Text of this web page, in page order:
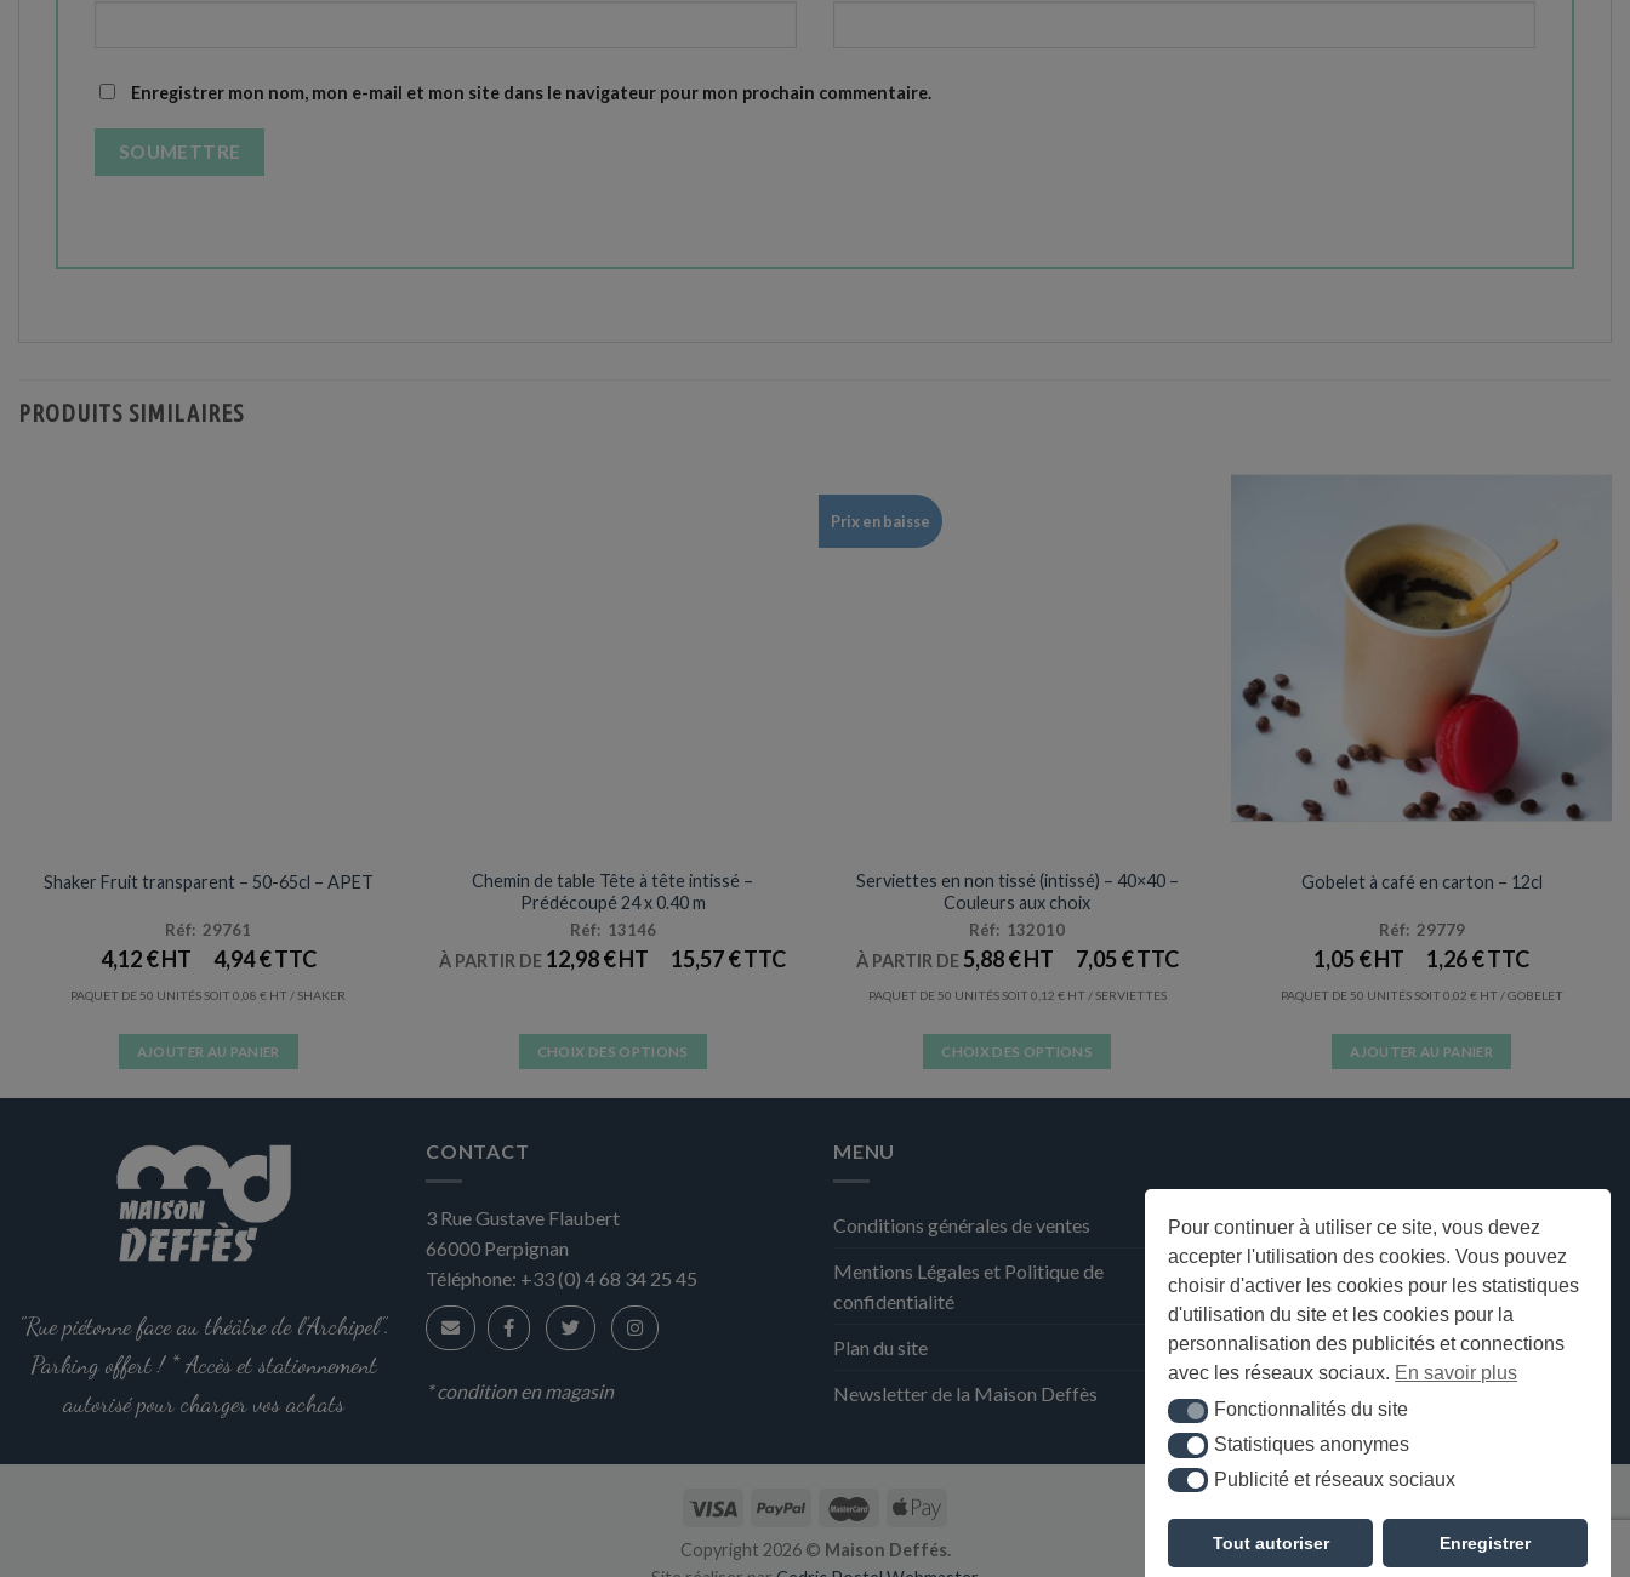
Pour continuer à utiliser ce site, vous devez
accepter l'utilisation des cookies. Vous pouvez
choisir d'activer les cookies pour les statistiques
d'utilisation du site et les cookies pour la
personnalisation des publicités et connections
avec les réseaux sociaux. En savoir plus
Fonctionnalités du site
Fonctionnalités du site
Statistiques anonymes
Statistiques anonymes
Publicité et réseaux sociaux
Publicité et réseaux sociaux
Tout autoriser Enregistrer
Enregistrer mon nom, mon e-mail et mon site dans le navigateur pour mon prochain commentaire.
PRODUITS SIMILAIRES
Prix en baisse
Shaker Fruit transparent – 50-65cl – APET
Réf: 29761
4,12€ 4,94€
PAQUET DE 50 UNITÉS SOIT 0,08€ / SHAKER
AJOUTER AU PANIER
Chemin de table Tête à tête intissé –
Prédécoupé 24 x 0.40 m
Réf: 13146
À PARTIR DE 12,98€ 15,57€
CHOIX DES OPTIONS
Les
peuvent
être
choisies
la
Prix en baisse
Serviettes en non tissé (intissé) – 40×40 –
Couleurs aux choix
Réf: 132010
À PARTIR DE 5,88€ 7,05€
PAQUET DE 50 UNITÉS SOIT 0,12 € / SERVIETTES
CHOIX DES OPTIONS
Les
peuvent
la
Gobelet à café en carton – 12cl
Réf: 29779
1,05€ 1,26€
PAQUET DE 50 UNITÉS SOIT 0,02 € / GOBELET
AJOUTER AU PANIER
"Rue piétonne face au théâtre de l'Archipel".
Parking offert ! * Accès et stationnement
autorisé pour charger vos achats
CONTACT
3 Rue Gustave Flaubert
66000 Perpignan
Téléphone: +33 (0) 4 68 34 25 45
* condition en magasin
MENU
Conditions générales de ventes
Mentions Légales et Politique de
confidentialité
Plan du site
Newsletter de la Maison Deffès
Copyright 2026 © Maison Deffés.